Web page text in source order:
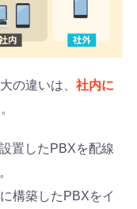
の違いは、 社内に
置したPBXを配線
構築したPBXをイ